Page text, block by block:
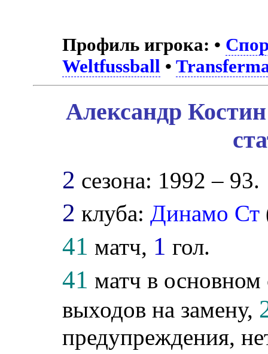
Профиль игрока: •
Weltfussball •
Александр
2 сезона: 1992 – 93.
2 клуба:Динамо Ст
41 матч, 1 гол.
41 матч в основном
выходов на замену,
предупреждения,